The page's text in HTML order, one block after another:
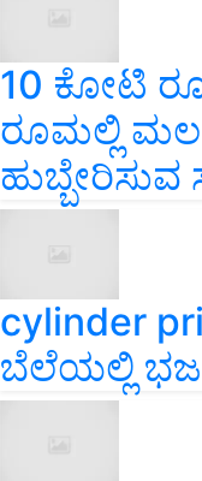
10 ಕೋಟಿ
ರೂಮಲ್ಲಿ
cylinder
ಬೆಲೆಯಲ್ಲಿ